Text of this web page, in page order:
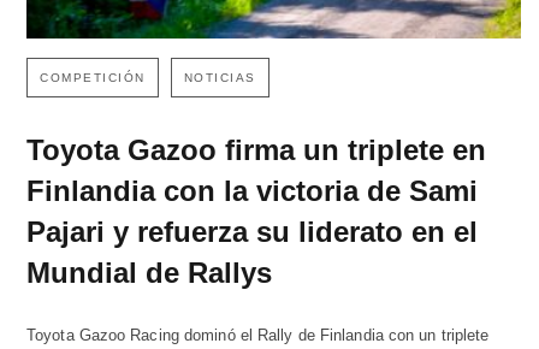
COMPETICIÓN NOTICIAS
Toyota Gazoo firma un triplete en
Finlandia con la victoria de Sami
Pajari y refuerza su liderato en el
Mundial de Rallys
Toyota Gazoo Racing dominó el Rally de Finlandia con un triplete